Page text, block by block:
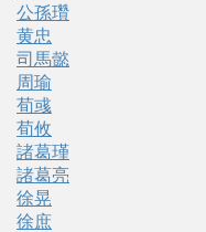
公孫瓚
黄忠
司馬懿
周瑜
荀彧
荀攸
諸葛瑾
諸葛亮
徐晃
徐庶